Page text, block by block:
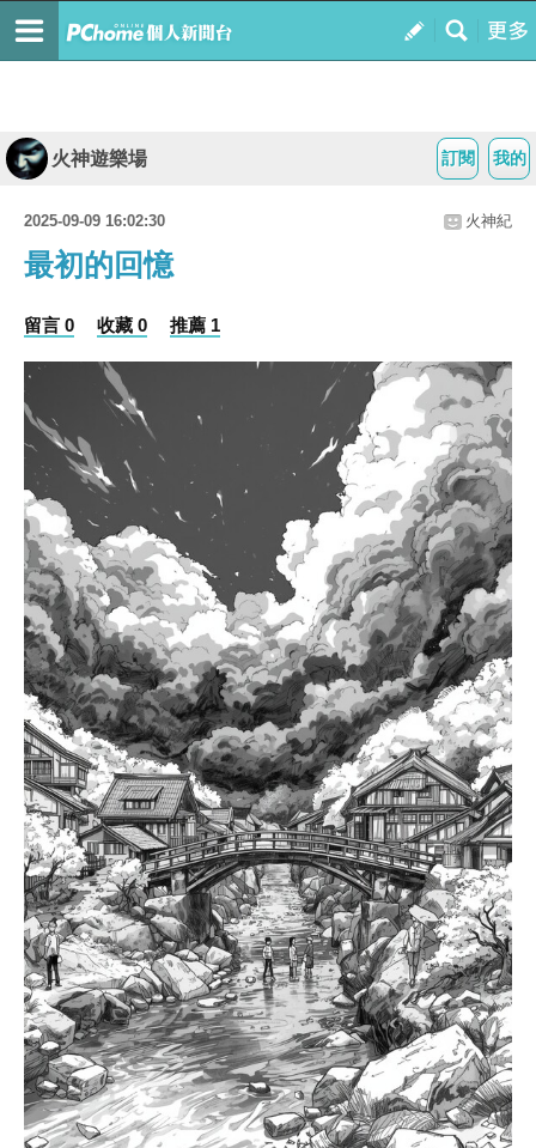
我的
訂閱
火神遊樂場
2025-09-09 16:02:30 火神紀
最初的回憶
留言 0 收藏 0 推薦 1